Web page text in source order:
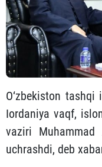
O‘zbekiston
Iordaniya vaqf,
vaziri
uchrashdi, deb